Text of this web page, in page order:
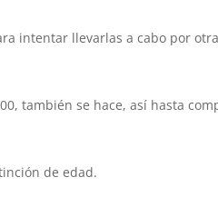
intentar llevarlas a cabo por
también se hace, así hasta
de edad.